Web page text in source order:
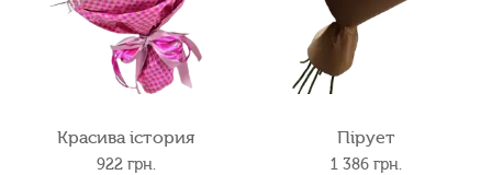
Красива істория
922 грн.
Пірует
1 386 грн.